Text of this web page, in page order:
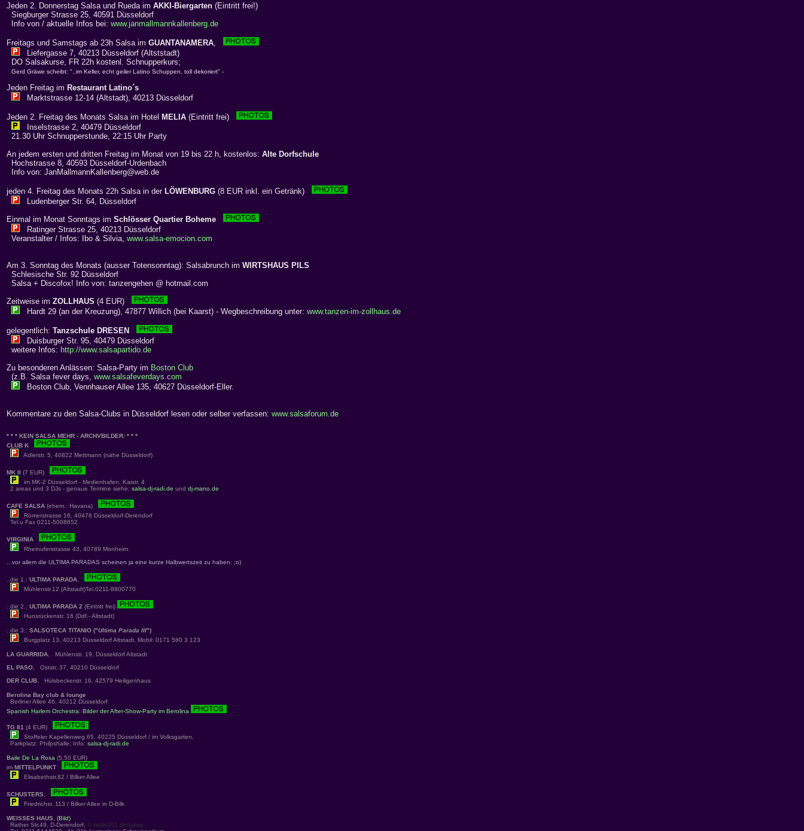
Jeden 2. Donnerstag Salsa und Rueda im AKKI-Biergarten (Eintritt frei!)
Siegburger Strasse 25, 40591 Düsseldorf
Info von / aktuelle Infos bei: www.janmallmannkallenberg.de
Freitags und Samstags ab 23h Salsa im GUANTANAMERA
Liefergasse 7, 40213 Düsseldorf (Altststadt)
DO Salsakurse, FR 22h kostenl. Schnupperkurs;
Gerd Gräwe scheibt: "..im Keller, echt geiler Latino Schuppen, toll dekoriert" -
Jeden Freitag im Restaurant Latino´s
Marktstrasse 12-14 (Altstadt), 40213 Düsseldorf
Jeden 2. Freitag des Monats Salsa im Hotel MELIA (Eintritt frei)
Inselstrasse 2, 40479 Düsseldorf
21.30 Uhr Schnupperstunde, 22:15 Uhr Party
An jedem ersten und dritten Freitag im Monat von 19 bis 22 h, kostenlos: Alte Dorfschule
Hochstrasse 8, 40593 Düsseldorf-Urdenbach
Info von: JanMallmannKallenberg@web.de
jeden 4. Freitag des Monats 22h Salsa in der LÖWENBURG (8 EUR inkl. ein Getränk)
Ludenberger Str. 64, Düsseldorf
Einmal im Monat Sonntags im Schlösser Quartier Boheme
Ratinger Strasse 25, 40213 Düsseldorf
Veranstalter / Infos: Ibo & Silvia, www.salsa-emocion.com
Am 3. Sonntag des Monats (ausser Totensonntag): Salsabrunch im WIRTSHAUS PILS
Schlesische Str. 92 Düsseldorf
Salsa + Discofox! Info von: tanzengehen @ hotmail.com
Zeitweise im ZOLLHAUS (4 EUR)
Hardt 29 (an der Kreuzung), 47877 Willich (bei Kaarst) - Wegbeschreibung unter: www.tanzen-im-zollhaus.de
gelegentlich: Tanzschule DRESEN
Duisburger Str. 95, 40479 Düsseldorf
weitere Infos: http://www.salsapartido.de
Zu besonderen Anlässen: Salsa-Party im Boston Club
(z.B. Salsa fever days, www.salsafeverdays.com
Boston Club, Vennhauser Allee 135, 40627 Düsseldorf-Eller.
Kommentare zu den Salsa-Clubs in Düsseldorf lesen oder selber verfassen: www.salsaforum.de
* * * KEIN SALSA MEHR - ARCHVBILDER: * * *
CLUB K
Adlerstr. 5, 40822 Mettmann (nähe Düsseldorf)
MK II (7 EUR)
im MK-2 Düsseldorf - Medienhafen, Kaistr. 4
2 areas und 3 DJs - genaue Termine siehe: salsa-dj-radi.de und dj-mano.de
CAFE SALSA (ehem.: Havana)
Römerstrasse 16, 40476 Düsseldorf-Derendorf
Tel.u Fax 0211-5008652
VIRGINIA
Rheinuferstrasse 43, 40789 Monheim
...vor allem die ULTIMA PARADAS scheinen ja eine kurze Halbwertszeit zu haben: ;o)
..die 1.: ULTIMA PARADA
Mühlenstr.12 (Altstadt)Tel.0211-8800770
..die 2.: ULTIMA PARADA 2 (Eintritt frei)
Hunsrückenstr. 16 (Ddf.- Altstadt)
..die 3.: SALSOTECA TITANIO ("Ultima Parada III")
Burgplatz 13, 40213 Düsseldorf Altstadt, Mobil: 0171 580 3 123
LA GUARRIDA , Mühlenstr. 19, Düsseldorf Altstadt
EL PASO , Oststr. 37, 40210 Düsseldorf
DER CLUB , Hülsbeckerstr. 16, 42579 Heiligenhaus
Berolina Bay club & lounge
Berliner Allee 46, 40212 Düsseldorf
Spanish Harlem Orchestra: Bilder der After-Show-Party im Berolina
TG 81 (4 EUR)
Stoffeler Kapellenweg 65, 40225 Düsseldorf / im Volksgarten,
Parkplatz: Philpshalle; Info: salsa-dj-radi.de
Baile De La Rosa (5,50 EUR)
im MITTELPUNKT
Elisabethstr.82 / Bilker Allee
SCHUSTERS
Friedrichsr. 113 / Bilker Allee in D-Bilk
WEISSES HAUS (Bild)
Rather Str.49, D-Derendorf, © radio101.de/salsa